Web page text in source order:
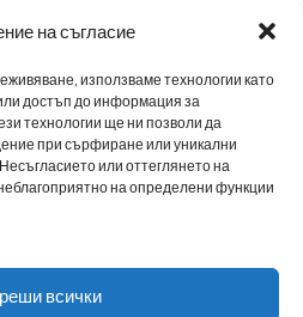
на съгласие
използваме технологии като
достъп до информация за
технологии ще ни позволи да
при сърфиране или уникални
или оттеглянето на
на определени функции
всички
МАРАТОНКИЗА НАСНОВИНИ
ЗА ПОВЕРИТЕЛНОСТ